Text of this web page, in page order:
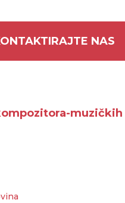
NAS
muzičkih